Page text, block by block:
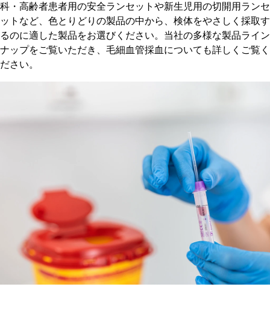
科・高齢者患者用の安全ランセットや新生児用の切開用ランセ
ットなど、色とりどりの製品の中から、検体をやさしく採取す
るのに適した製品をお選びください。当社の多様な製品ライン
ナップをご覧いただき、毛細血管採血についても詳しくご覧く
ださい。